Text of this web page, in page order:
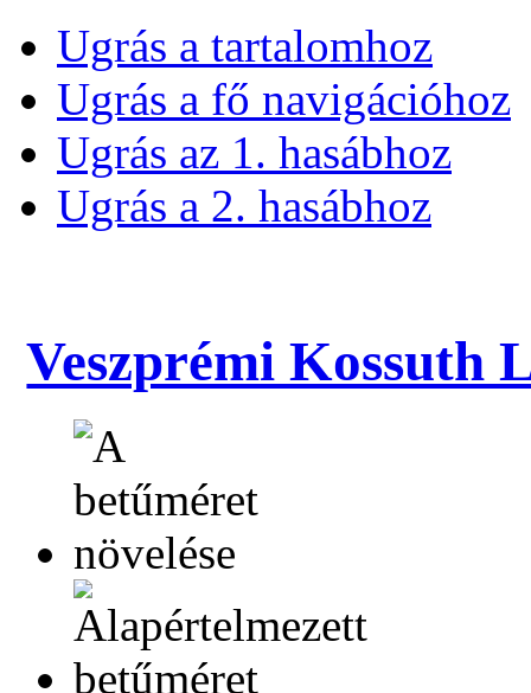
Ugrás a tartalomhoz
Ugrás a fő navigációhoz
Ugrás az 1. hasábhoz
Ugrás a 2. hasábhoz
Veszprémi Kossuth